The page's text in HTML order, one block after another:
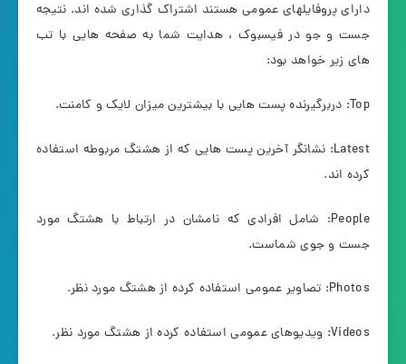
دارای پروفایلهای عمومی هستند اشتراک گذاری شده اند. نتیجه
جست و جو در فیسبوک ، هدایت شما به صفحه هایی با تب
های زیر خواهد بود:
Top: دربرگیرنده پست هایی با بیشترین میزان لایک و کامنت.
Latest: نشانگر آخرین پست هایی که از هشتگ مربوطه استفاده
کرده اند.
People: شامل افرادی که نامشان در ارتباط با هشتگ مورد
جست و جوی شماست.
Photos: تصاویر عمومی استفاده کرده از هشتگ مورد نظر.
Videos: ویدیوهای عمومی استفاده کرده از هشتگ مورد نظر.